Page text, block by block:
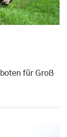
für Groß